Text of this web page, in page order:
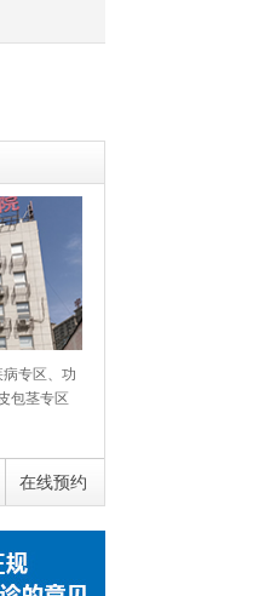
专区、功
包茎专区
在线预约